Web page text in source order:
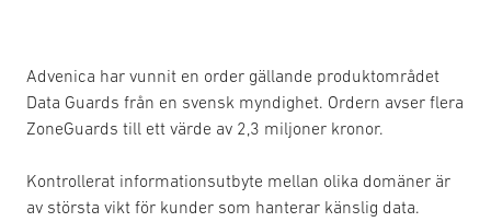
Advenica har vunnit en order gällande produktområdet
Data Guards från en svensk myndighet. Ordern avser flera
ZoneGuards till ett värde av 2,3 miljoner kronor.
Kontrollerat informationsutbyte mellan olika domäner är
av största vikt för kunder som hanterar känslig data.